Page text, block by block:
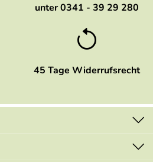
unter 0341 - 39 29 280
45 Tage Widerrufsrecht